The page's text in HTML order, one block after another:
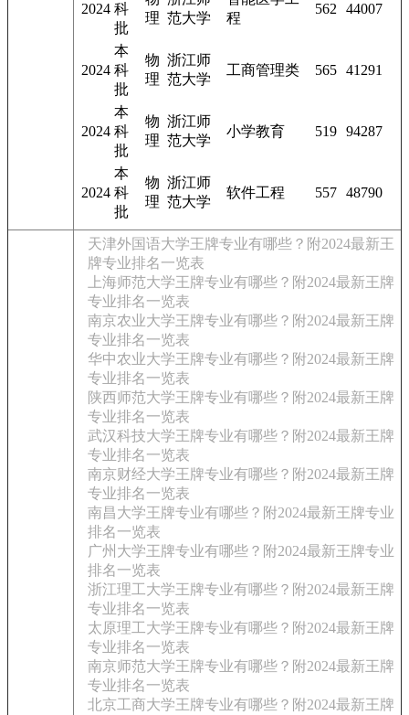
2024 科
批
理 范大学
程
562 44007
2024
本
科
批
物
理
浙江师
范大学
工商管理类 565 41291
2024
本
科
批
物
理
浙江师
范大学
小学教育 519 94287
2024
本
科
批
物
理
浙江师
范大学
软件工程 557 48790
天津外国语大学王牌专业有哪些？附2024最新王
牌专业排名一览表
上海师范大学王牌专业有哪些？附2024最新王牌
专业排名一览表
南京农业大学王牌专业有哪些？附2024最新王牌
专业排名一览表
华中农业大学王牌专业有哪些？附2024最新王牌
专业排名一览表
陕西师范大学王牌专业有哪些？附2024最新王牌
专业排名一览表
武汉科技大学王牌专业有哪些？附2024最新王牌
专业排名一览表
南京财经大学王牌专业有哪些？附2024最新王牌
专业排名一览表
南昌大学王牌专业有哪些？附2024最新王牌专业
排名一览表
广州大学王牌专业有哪些？附2024最新王牌专业
排名一览表
浙江理工大学王牌专业有哪些？附2024最新王牌
专业排名一览表
太原理工大学王牌专业有哪些？附2024最新王牌
专业排名一览表
南京师范大学王牌专业有哪些？附2024最新王牌
专业排名一览表
北京工商大学王牌专业有哪些？附2024最新王牌